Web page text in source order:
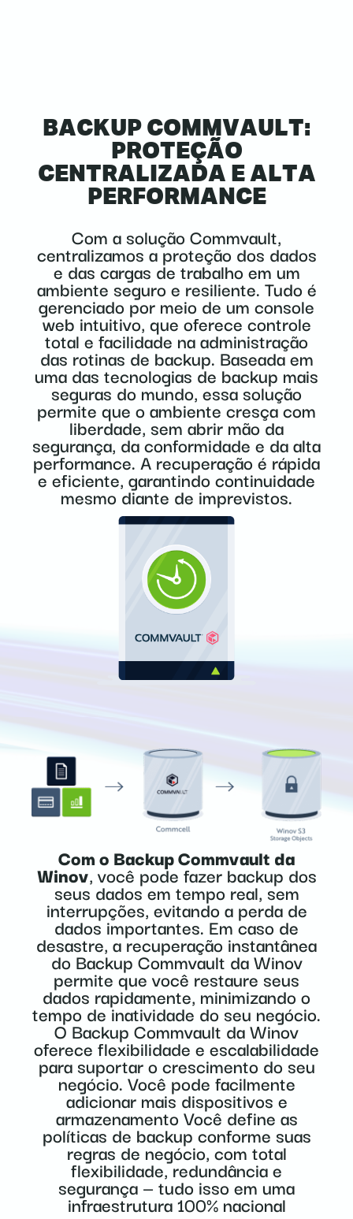
BACKUP COMMVAULT:
PROTEÇÃO
CENTRALIZADA E ALTA
PERFORMANCE
Com a solução Commvault,
centralizamos a proteção dos dados
e das cargas de trabalho em um
ambiente seguro e resiliente. Tudo é
gerenciado por meio de um console
web intuitivo, que oferece controle
total e facilidade na administração
das rotinas de backup. Baseada em
uma das tecnologias de backup mais
seguras do mundo, essa solução
permite que o ambiente cresça com
liberdade, sem abrir mão da
segurança, da conformidade e da alta
performance. A recuperação é rápida
e eficiente, garantindo continuidade
mesmo diante de imprevistos.
Com o Backup Commvault da
Winov, você pode fazer backup dos
seus dados em tempo real, sem
interrupções, evitando a perda de
dados importantes. Em caso de
desastre, a recuperação instantânea
do Backup Commvault da Winov
permite que você restaure seus
dados rapidamente, minimizando o
tempo de inatividade do seu negócio.
O Backup Commvault da Winov
oferece flexibilidade e escalabilidade
para suportar o crescimento do seu
negócio. Você pode facilmente
adicionar mais dispositivos e
armazenamento Você define as
políticas de backup conforme suas
regras de negócio, com total
flexibilidade, redundância e
segurança — tudo isso em uma
infraestrutura 100% nacional